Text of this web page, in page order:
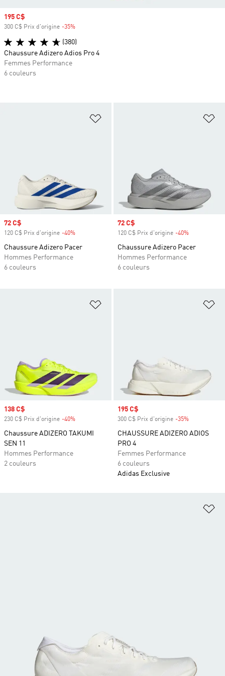
Ajouter à la Liste de produits
Prix soldé
72 C$
120 C$ Prix d'origine -40%
Chaussure Adizero Pacer
Hommes Performance
6 couleurs
Prix soldé
72 C$
120 C$ Prix d'origine -40%
Chaussure Adizero Pacer
Hommes Performance
6 couleurs
Ajouter à la Liste de produits
Prix soldé
138 C$
230 C$ Prix d'origine -40%
Chaussure ADIZERO TAKUMI
SEN 11
Hommes Performance
2 couleurs
Prix soldé
195 C$
300 C$ Prix d'origine -35%
CHAUSSURE ADIZERO ADIOS
PRO 4
Femmes Performance
6 couleurs
Adidas Exclusive
Prix soldé
195 C$
300 C$ Prix d'origine -35%
(380)
Chaussure Adizero Adios Pro 4
Femmes Performance
6 couleurs